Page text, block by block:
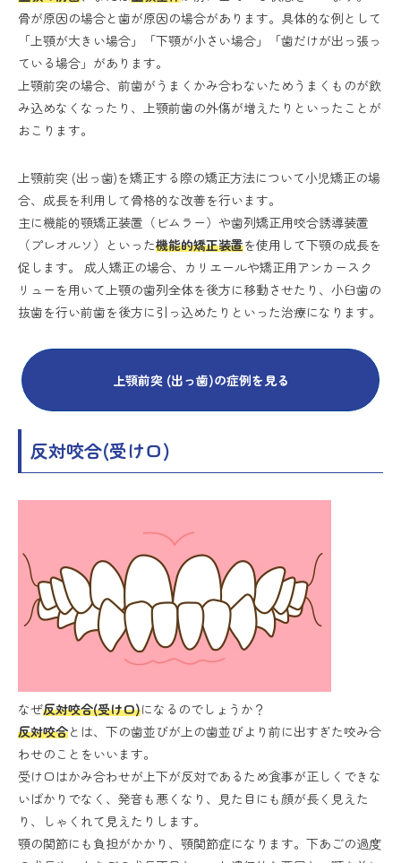
骨が原因の場合と歯が原因の場合があります。具体的な例として
「上顎が大きい場合」「下顎が小さい場合」「歯だけが出っ張っ
ている場合」があります。
上顎前突の場合、前歯がうまくかみ合わないためうまくものが飲
み込めなくなったり、上顎前歯の外傷が増えたりといったことが
おこります。
上顎前突 (出っ歯)を矯正する際の矯正方法について小児矯正の場
合、成長を利用して骨格的な改善を行います。
主に機能的顎矯正装置（ビムラー）や歯列矯正用咬合誘導装置
（プレオルソ）といった機能的矯正装置を使用して下顎の成長を
促します。 成人矯正の場合、カリエールや矯正用アンカースク
リューを用いて上顎の歯列全体を後方に移動させたり、小臼歯の
抜歯を行い前歯を後方に引っ込めたりといった治療になります。
上顎前突 (出っ歯)の症例を見る
反対咬合(受け口)
なぜ反対咬合(受け口)になるのでしょうか？
反対咬合とは、下の歯並びが上の歯並びより前に出すぎた咬み合
わせのことをいいます。
受け口はかみ合わせが上下が反対であるため食事が正しくできな
いばかりでなく、発音も悪くなり、見た目にも顔が長く見えた
り、しゃくれて見えたりします。
顎の関節にも負担がかかり、顎関節症になります。下あごの過度